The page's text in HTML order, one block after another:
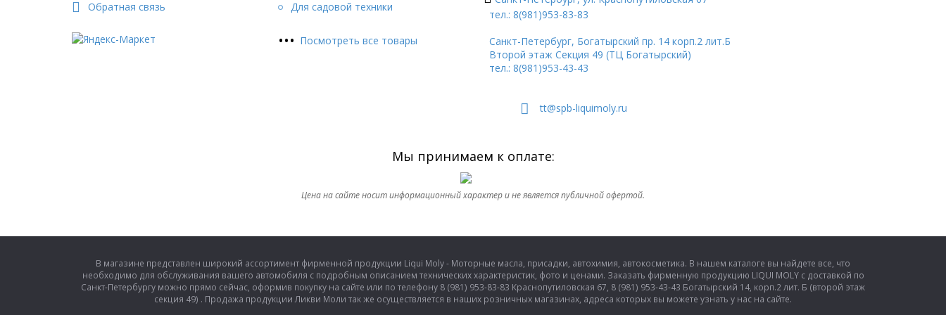
Срок годности реагента составляет в среднем 12 месяцев и зависит от условий хранения.
Обратная связь
Для садовой техники
••• Посмотреть все товары
тел.: 8(981)953-83-83
Санкт-Петербург, Богатырский пр. 14 корп.2 лит.Б
Второй этаж Секция 49 (ТЦ Богатырский)
тел.: 8(981)953-43-43
tt@spb-liquimoly.ru
Мы принимаем к оплате:
Цена на сайте носит информационный характер и не является публичной офертой.
В магазине представлен широкий ассортимент фирменной продукции Liqui Moly - Моторные масла, присадки, автохимия, автокосметика. В нашем каталоге вы найдете все, что
необходимо для обслуживания вашего автомобиля с подробным описанием технических характеристик, фото и ценами. Заказать фирменную продукцию LIQUI MOLY с доставкой по
Санкт-Петербургу можно прямо сейчас, оформив покупку на сайте или по телефону 8 (981) 953-83-83 Краснопутиловская 67, 8 (981) 953-43-43 Богатырский 14, корп.2 лит. Б (второй этаж
секция 49) . Продажа продукции Ликви Моли так же осуществляется в наших розничных магазинах, адреса которых вы можете узнать у нас на сайте.